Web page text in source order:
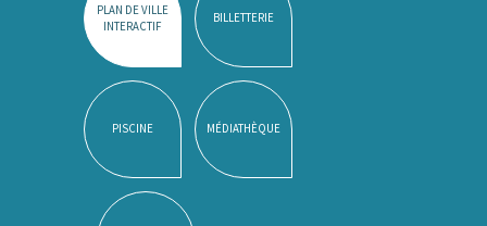
PLAN DE VILLE
INTERACTIF
BILLETTERIE
PISCINE MÉDIATHÈQUE